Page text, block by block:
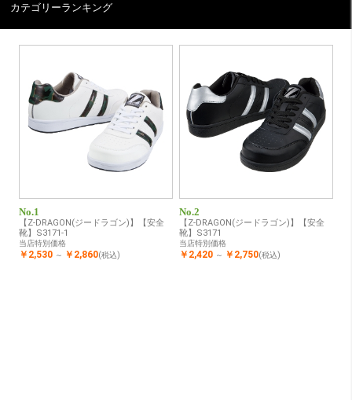
カテゴリーランキング
No.1
【Z-DRAGON(ジードラゴン)】【安全
靴】S3171-1
当店特別価格
￥2,530 ～ ￥2,860(税込)
No.2
【Z-DRAGON(ジードラゴン)】【安全
靴】S3171
当店特別価格
￥2,420 ～ ￥2,750(税込)